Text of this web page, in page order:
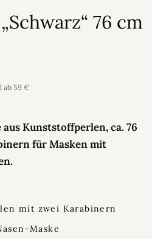
76 cm
ab 59 €
Kunststoffperlen, ca. 76
für Masken mit
mit zwei Karabinern
Maske